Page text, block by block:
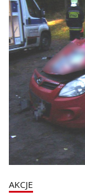
AKCJE